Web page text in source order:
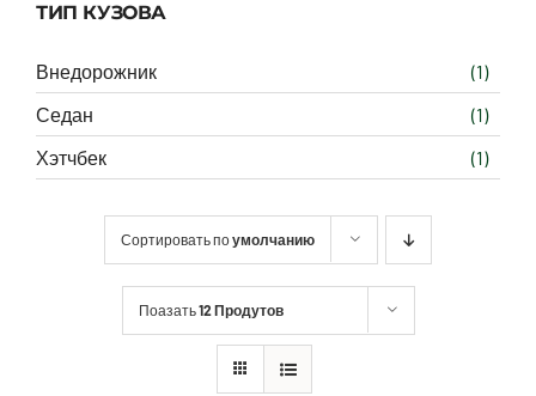
ТИП КУЗОВА
Внедорожник
(1)
Седан
(1)
Хэтчбек
(1)
Сортировать поумолчанию
Поазать12 Продутов